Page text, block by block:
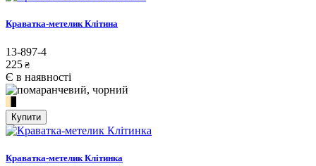
Краватка-метелик Клітина
13-897-4
225 ₴
Є в наявності
Купити
Краватка-метелик Клітинка